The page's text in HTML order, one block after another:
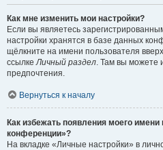
Как мне изменить мои настройки?
Если вы являетесь
настройки хранятся в базе данных
щёлкните на имени пользователя
ссылкеЛичный раздел. Там вы можете
предпочтения.
Вернуться к началу
Как избежать появления моего имени
конференции»?
На вкладке «Личные настройки» в